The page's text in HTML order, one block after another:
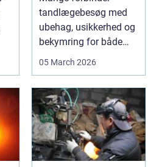
tandpleje
tandlægebesøg med
ubehag, usikkerhed og
bekymring for både
smerter og pris.
05 March 2026